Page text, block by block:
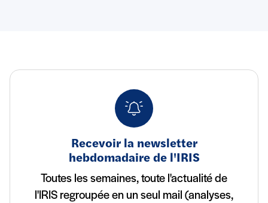
Recevoir la newsletter
hebdomadaire de l'IRIS
Toutes les semaines, toute l'actualité de
l'IRIS regroupée en un seul mail (analyses,